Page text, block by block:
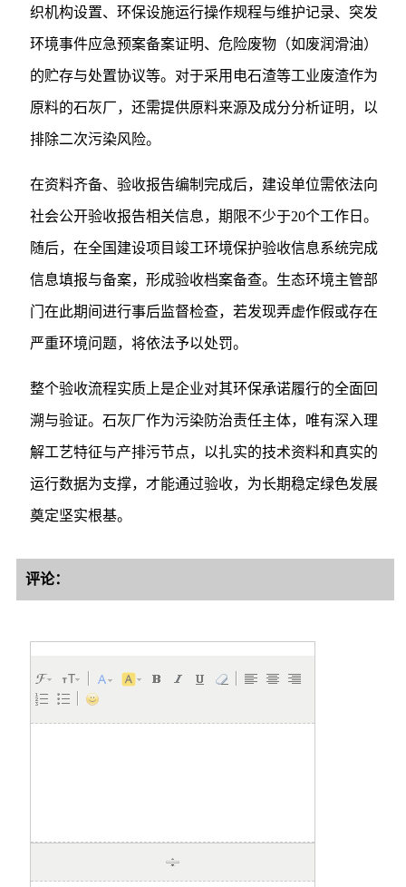
织机构设置、环保设施运行操作规程与维护记录、突发
环境事件应急预案备案证明、危险废物（如废润滑油）
的贮存与处置协议等。对于采用电石渣等工业废渣作为
原料的石灰厂，还需提供原料来源及成分分析证明，以
排除二次污染风险。
在资料齐备、验收报告编制完成后，建设单位需依法向
社会公开验收报告相关信息，期限不少于20个工作日。
随后，在全国建设项目竣工环境保护验收信息系统完成
信息填报与备案，形成验收档案备查。生态环境主管部
门在此期间进行事后监督检查，若发现弄虚作假或存在
严重环境问题，将依法予以处罚。
整个验收流程实质上是企业对其环保承诺履行的全面回
溯与验证。石灰厂作为污染防治责任主体，唯有深入理
解工艺特征与产排污节点，以扎实的技术资料和真实的
运行数据为支撑，才能通过验收，为长期稳定绿色发展
奠定坚实根基。
评论：